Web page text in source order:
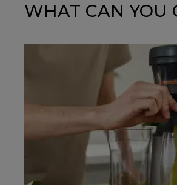
WHAT CAN YOU